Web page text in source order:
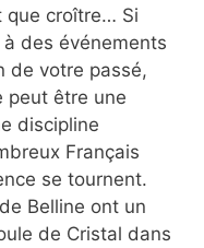
que croître… Si
des événements
de votre passé,
peut être une
discipline
Français
se tournent.
Belline ont un
de Cristal dans